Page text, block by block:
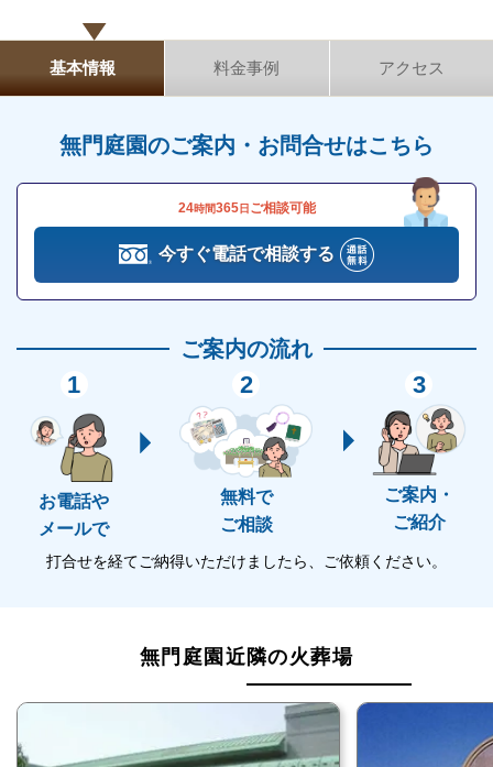
ホテルが多数ある立川からも一駅とアクセスが良いの
で、宿泊先も探しやすいです。
保冷安置室のみの利用も可能です。
ことができます。
個別安置室があります
無門庭園には7室の個別安置室が完備されています。
個別安置室のみの利用も可能です。
枕花のお供えと、枕経ができ、個別安置室を利用後に
僧侶控え室を完備しています
無門庭園には僧侶控え室が完備されています。
僧侶控え室と、お清め室が同じフロアにあるので安心
お清め室を完備しています
無門庭園にはお清め室が完備されています。
基本情報 料金事例 アクセス
無門庭園のご案内・お問合せはこちら
24時間365日 ご相談可能
今すぐ電話で相談する
ご案内の流れ
1
お電話や
メールで
2
無料で
ご相談
3
ご案内・
ご紹介
打合せを経てご納得いただけましたら、ご依頼ください。
無門庭園近隣の火葬場